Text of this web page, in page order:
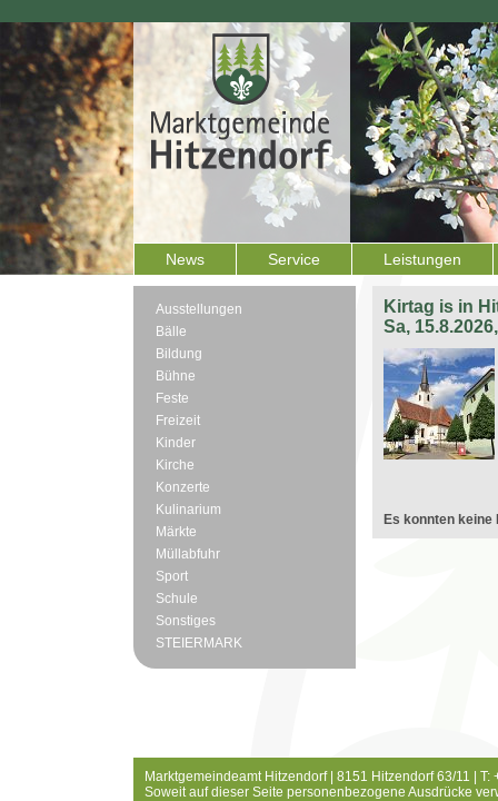
News Service Leistungen
Ausstellungen
Bälle
Bildung
Bühne
Feste
Freizeit
Kinder
Kirche
Konzerte
Kulinarium
Märkte
Müllabfuhr
Sport
Schule
Sonstiges
STEIERMARK
Kirtag is in
Sa,
Es konnten keine
Marktgemeindeamt Hitzendorf | 8151 Hitzendorf 63/11 |
Soweit auf dieser Seite personenbezogene Ausdrücke